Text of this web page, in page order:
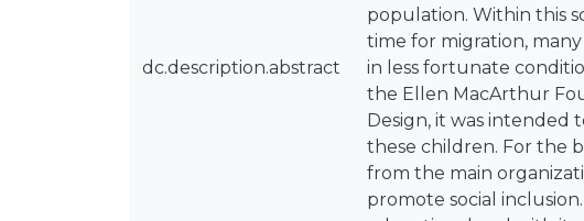
dc.description.abstract
population. Within this
time for migration,
in less fortunate
the Ellen MacArthur
Design, it was
these children. For the
from the main
promote social